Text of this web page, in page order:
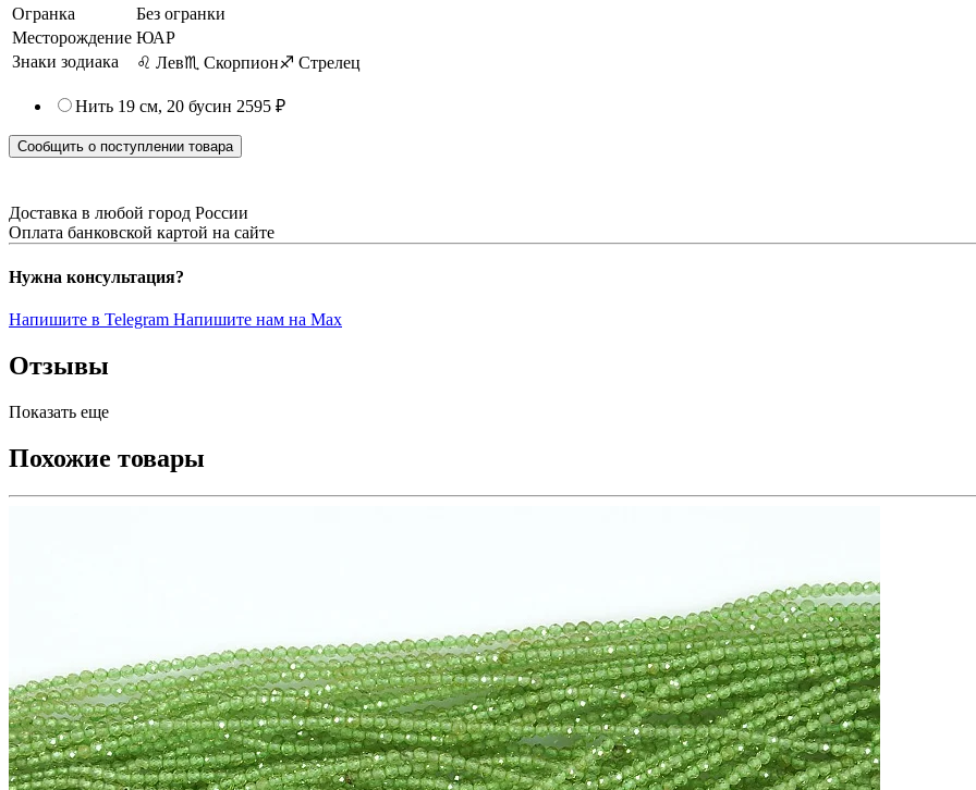
Огранка
Без огранки
Месторождение ЮАР
Знаки зодиака
♌ Лев♏ Скорпион♐ Стрелец
Нить 19 см, 20 бусин 2595 ₽
Сообщить о поступлении товара
Доставка в любой город России
Оплата банковской картой на сайте
Нужна консультация?
Напишите в Telegram Напишите нам на Max
Отзывы
Показать еще
Похожие товары